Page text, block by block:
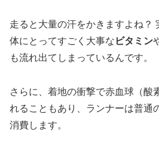
走ると大量の汗をかきますよね？
体にとってすごく大事な ビタミン
も流れ出てしまっているんです。
さらに、着地の衝撃で赤血球（酸
れることもあり、ランナーは普通
消費します。